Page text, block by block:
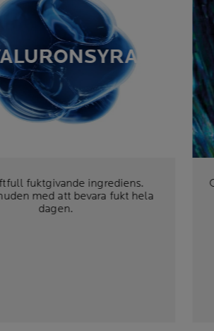
fuktgivande ingrediens.
med att bevara fukt hela
dagen.